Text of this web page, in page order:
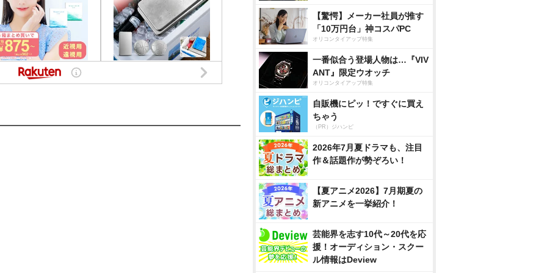
【驚愕】メーカー社員が推す
「10万円台」神コスパPC
オリコンタイアップ特集
一番似合う登場人物は…『VIV
ANT』限定ウオッチ
オリコンタイアップ特集
自販機にピッ！ですぐに買え
ちゃう
（PR）ジハンピ
2026年7月夏ドラマも、注目
作＆話題作が勢ぞろい！
【夏アニメ2026】7月期夏の
新アニメを一挙紹介！
芸能界を志す10代～20代を応
援！オーディション・スクー
ル情報はDeview